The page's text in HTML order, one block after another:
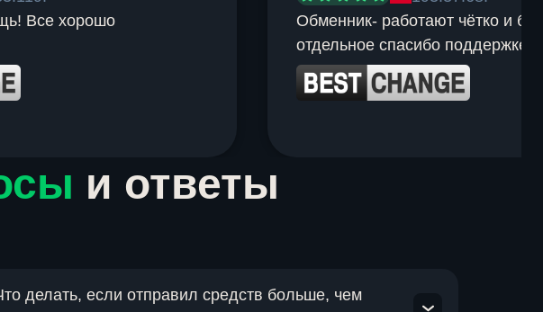
Все хорошо
Обменник- работают чётко и
отдельное спасибо поддержке.
и ответы
делать, если отправил средств больше, чем